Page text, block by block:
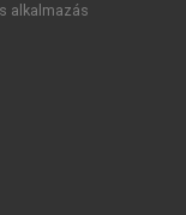
alkalmazás